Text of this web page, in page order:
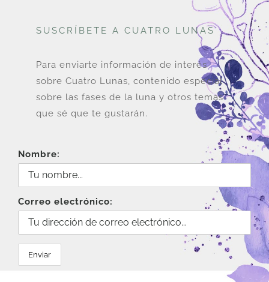
SUSCRÍBETE A CUATRO LUNAS
Para enviarte información de interés
sobre Cuatro Lunas, contenido especial
sobre las fases de la luna y otros temas
que sé que te gustarán.
Nombre:
Correo electrónico: